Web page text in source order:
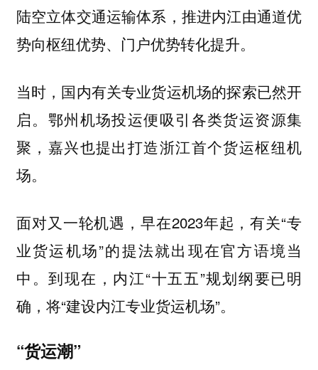
陆空立体交通运输体系，推进内江由通道优
势向枢纽优势、门户优势转化提升。
当时，国内有关专业货运机场的探索已然开
启。鄂州机场投运便吸引各类货运资源集
聚，嘉兴也提出打造浙江首个货运枢纽机
场。
面对又一轮机遇，早在2023年起，有关“专
业货运机场”的提法就出现在官方语境当
中。到现在，内江“十五五”规划纲要已明
确，将“建设内江专业货运机场”。
“货运潮”